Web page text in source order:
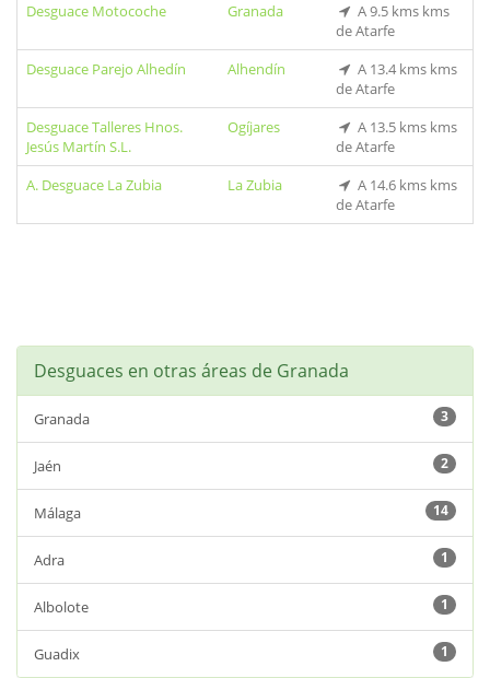
Desguace Motocoche
Granada
A 9.5 kms kms
de Atarfe
Desguace Parejo Alhedín
Alhendín
A 13.4 kms kms
de Atarfe
Desguace Talleres Hnos.
Jesús Martín S.L.
Ogíjares
A 13.5 kms kms
de Atarfe
A. Desguace La Zubia
La Zubia
A 14.6 kms kms
de Atarfe
Desguaces en otras áreas de Granada
Granada 3
Jaén 2
Málaga 14
Adra 1
Albolote 1
Guadix 1